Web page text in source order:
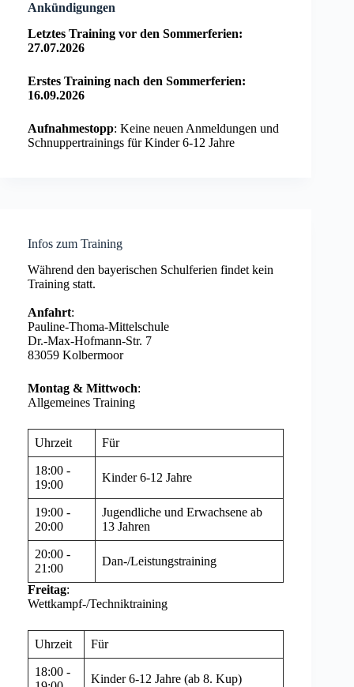
Ankündigungen
Letztes Training vor den Sommerferien:
27.07.2026
Erstes Training nach den Sommerferien:
16.09.2026
Aufnahmestopp: Keine neuen Anmeldungen und
Schnuppertrainings für Kinder 6-12 Jahre
Infos zum Training
Während den bayerischen Schulferien findet kein
Training statt.
Anfahrt:
Pauline-Thoma-Mittelschule
Dr.-Max-Hofmann-Str. 7
83059 Kolbermoor
Montag & Mittwoch:
Allgemeines Training
Uhrzeit Für
18:00 -
19:00
Kinder 6-12 Jahre
19:00 -
20:00
Jugendliche und Erwachsene ab
13 Jahren
20:00 -
21:00
Dan-/Leistungstraining
Freitag:
Wettkampf-/Techniktraining
Uhrzeit Für
18:00 -
Kinder 6-12 Jahre (ab 8. Kup)